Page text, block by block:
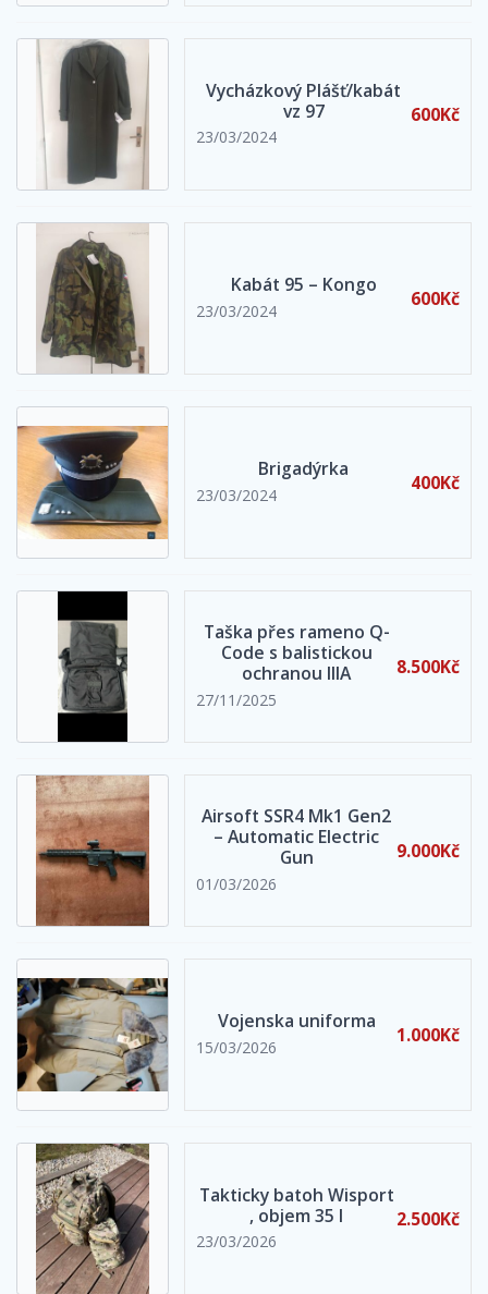
Vycházkový Plášť/kabát
vz 97
23/03/2024
600Kč
Kabát 95 – Kongo
23/03/2024
600Kč
Brigadýrka
23/03/2024
400Kč
Taška přes rameno Q-
Code s balistickou
ochranou IIIA
27/11/2025
8.500Kč
Airsoft SSR4 Mk1 Gen2
– Automatic Electric
Gun
01/03/2026
9.000Kč
Vojenska uniforma
15/03/2026
1.000Kč
Takticky batoh Wisport
, objem 35 l
23/03/2026
2.500Kč